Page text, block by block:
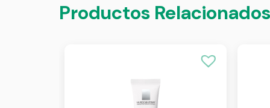
Productos Relacionados